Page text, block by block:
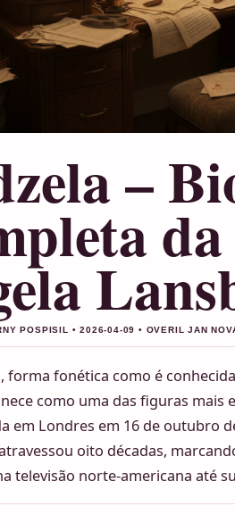
–
POSPISIL • 2026-04-09 • OVERIL JAN
forma fonética como é
como uma das figuras
em Londres em 16 de outubro
oito décadas,
televisão norte-americana até